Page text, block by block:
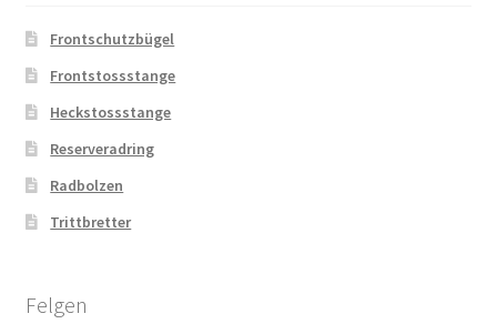
Frontschutzbügel
Frontstossstange
Heckstossstange
Reserveradring
Radbolzen
Trittbretter
Felgen